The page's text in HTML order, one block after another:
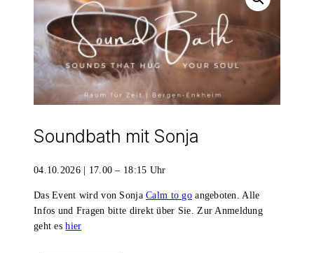
Soundbath mit Sonja
04.10.2026 | 17.00 – 18:15 Uhr
Das Event wird von SonjaCalm to goangeboten. Alle
Infos und Fragen bitte direkt über Sie. Zur Anmeldung
geht eshier